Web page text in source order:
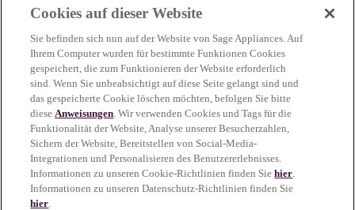
more information)
Cookies auf dieser Website
Sie befinden sich nun auf der Website von Sage Appliances. Auf
Ihrem Computer wurden für bestimmte Funktionen Cookies
gespeichert, die zum Funktionieren der Website erforderlich
sind. Wenn Sie unbeabsichtigt auf diese Seite gelangt sind und
das gespeicherte Cookie löschen möchten, befolgen Sie bitte
dieseAnweisungen. Wir verwenden Cookies und Tags für die
Funktionalität der Website, Analyse unserer Besucherzahlen,
Sichern der Website, Bereitstellen von Social-Media-
Integrationen und Personalisieren des Benutzererlebnisses.
Informationen zu unseren Cookie-Richtlinien finden Siehier.
Informationen zu unseren Datenschutz-Richtlinien finden Sie
hier.